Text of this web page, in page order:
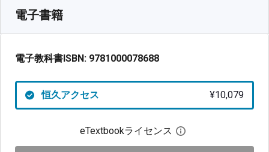
電子書籍
電子教科書ISBN: 9781000078688
恒久アクセス ¥10,079
eTextbookライセンス デジタルライセン